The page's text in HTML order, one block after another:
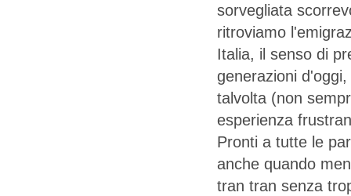
sorvegliata
ritroviamo
Italia, il senso di
generazioni
talvolta (non
esperienza
Pronti a tutte le
anche quando
tran tran senza